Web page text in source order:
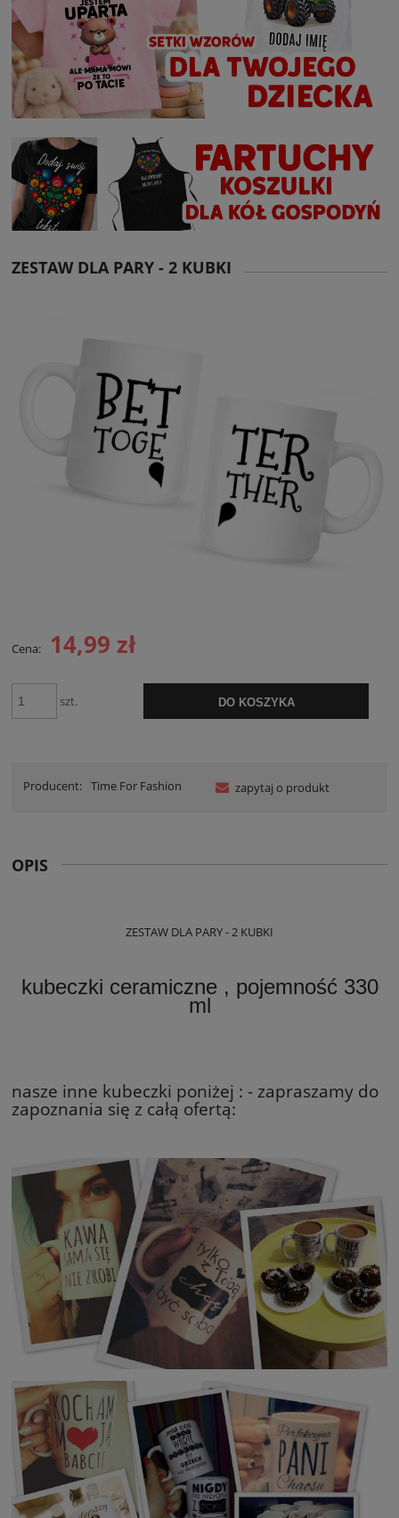
ZESTAW DLA PARY - 2 KUBKI
Cena: 14,99 zł
szt. DO KOSZYKA
Producent: Time For Fashion zapytaj o produkt
OPIS
ZESTAW DLA PARY - 2 KUBKI
kubeczki ceramiczne , pojemność 330
ml
nasze inne kubeczki poniżej : - zapraszamy do
zapoznania się z całą ofertą: